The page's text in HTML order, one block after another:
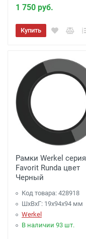
1 750 руб.
Купить
Рамки Werkel серия
Favorit Runda цвет
Черный
Код товара: 428918
ШхВхГ: 19х94x94 мм
Werkel
В наличии 93 шт.